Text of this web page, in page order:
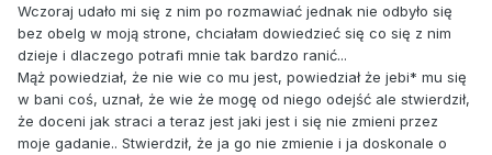
Wczoraj udało mi się z nim po rozmawiać jednak nie odbyło się
bez obelg w moją strone, chciałam dowiedzieć się co się z nim
dzieje i dlaczego potrafi mnie tak bardzo ranić...
Mąż powiedział, że nie wie co mu jest, powiedział że jebi* mu się
w bani coś, uznał, że wie że mogę od niego odejść ale stwierdził,
że doceni jak straci a teraz jest jaki jest i się nie zmieni przez
moje gadanie.. Stwierdził, że ja go nie zmienie i ja doskonale o